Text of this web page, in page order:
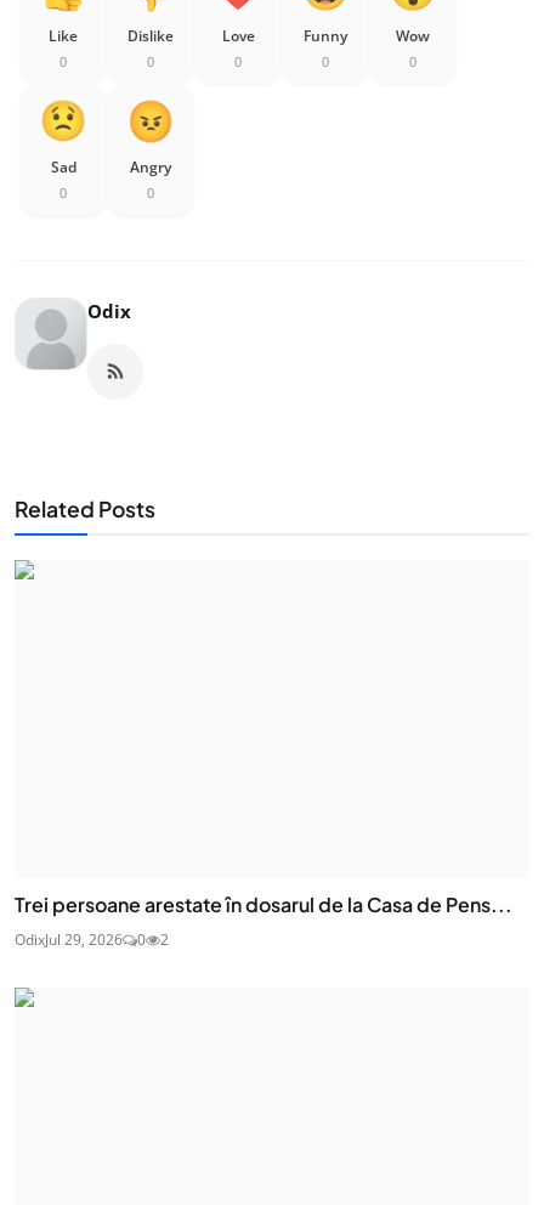
Like
0
Dislike
0
Love
0
Funny
0
Wow
0
Sad
0
Angry
0
Odix
Related Posts
Trei persoane arestate în dosarul de la Casa de Pens...
OdixJul 29, 2026 0 2